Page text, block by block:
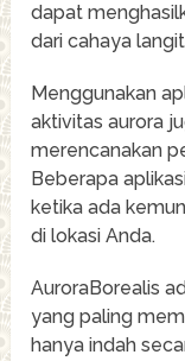
dapat
dari cahaya
Menggunakan
aktivitas aurora
merencanakan
Beberapa
ketika ada
di lokasi Anda.
AuroraBorealis
yang paling
hanya indah